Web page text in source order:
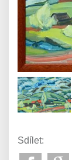
Sdílet: